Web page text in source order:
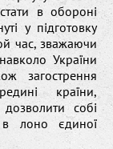
в обороні
у підготовку
час, зважаючи
України
загострення
країни,
собі
в лоно єдиної